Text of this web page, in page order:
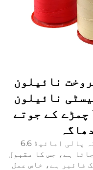
نائیلون
نائیلون
دھاگہ 40#ٹی ایکس70 چمڑے کے جوتے
نائیلون بونڈیڈ سلائی کا دھاگہ پالی امائیڈ 6.6
ہے، جس کا مقبول
یا 6 سینٹھیٹک فائبر ہے، خاص عمل